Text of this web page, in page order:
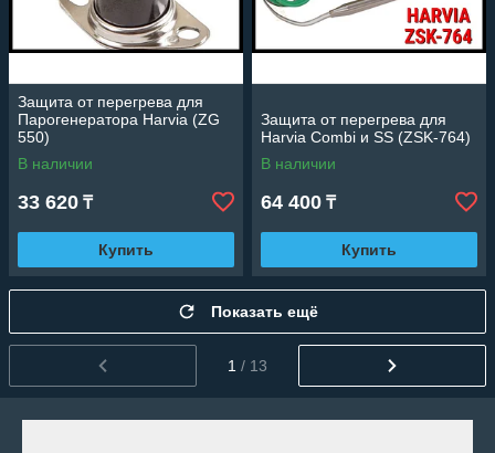
Защита от перегрева для
Парогенератора Harvia (ZG
550)
В наличии
33 620 ₸
Купить
Защита от перегрева для
Harvia Combi и SS (ZSK-764)
В наличии
64 400 ₸
Купить
Показать ещё
1 / 13